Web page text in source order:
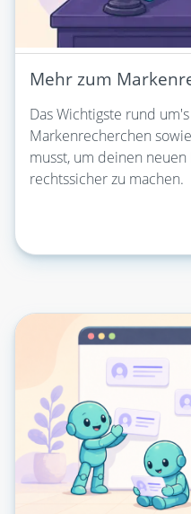
Mehr zum
Das Wichtigste rund
Markenrecherchen
musst, um deinen
rechtssicher zu machen.